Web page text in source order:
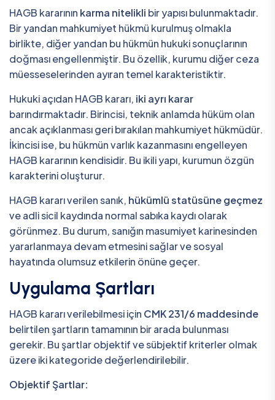
HAGB kararının karma nitelikli bir yapısı bulunmaktadır.
Bir yandan mahkumiyet hükmü kurulmuş olmakla
birlikte, diğer yandan bu hükmün hukuki sonuçlarının
doğması engellenmiştir. Bu özellik, kurumu diğer ceza
müesseselerinden ayıran temel karakteristiktir.
Hukuki açıdan HAGB kararı, iki ayrı karar
barındırmaktadır. Birincisi, teknik anlamda hüküm olan
ancak açıklanması geri bırakılan mahkumiyet hükmüdür.
İkincisi ise, bu hükmün varlık kazanmasını engelleyen
HAGB kararının kendisidir. Bu ikili yapı, kurumun özgün
karakterini oluşturur.
HAGB kararı verilen sanık, hükümlü statüsüne geçmez
ve adli sicil kaydında normal sabıka kaydı olarak
görünmez. Bu durum, sanığın masumiyet karinesinden
yararlanmaya devam etmesini sağlar ve sosyal
hayatında olumsuz etkilerin önüne geçer.
Uygulama Şartları
HAGB kararı verilebilmesi için CMK 231/6 maddesinde
belirtilen şartların tamamının bir arada bulunması
gerekir. Bu şartlar objektif ve sübjektif kriterler olmak
üzere iki kategoride değerlendirilebilir.
Objektif Şartlar: